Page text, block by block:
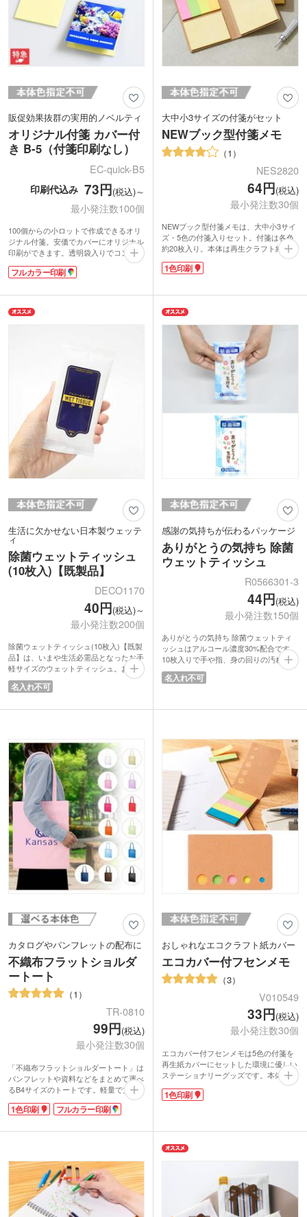
販促効果抜群の実用的ノベルティ
オリジナル付箋 カバー付
き B-5（付箋印刷なし）
EC-quick-B5
印刷代込み 73円(税込)～
最小発注数100個
100個からの小ロットで作成できるオリ
ジナル付箋。安価でカバーにオリジナル
印刷ができます。透明袋入りでコンパク
トなので、かさばらずに配布できポスト
インも可能なサイズです。正方形に近い
クスな付箋は、ビジネスや学校、ご家庭
など様々なシーンで使用頻度が高く、宣
伝効果も抜群です。
フルカラー印刷
大中小3サイズの付箋がセット
NEWブック型付箋メモ
1
NES2820
64円(税込)
最小発注数30個
NEWブック型付箋メモは、大中小3サイ
ズ・5色の付箋入りセット。付箋は各色
約20枚入り。本体は再生クラフト紙で作
ってあるので、環境に優しいエコアイテ
ム。
せば、アポイントメントの日時が変更に
なってもすぐに貼り直すことができるの
で、営業職のスケジュール管理の強い味
方ですね。
1色印刷
生活に欠かせない日本製ウェッテ
ィ
除菌ウェットティッシュ
(10枚入)【既製品】
DECO1170
40円(税込)～
最小発注数200個
除菌ウェットティッシュ(10枚入)【既製
品】は、いまや生活必需品となったお手
軽サイズのウェットティッシュ。お食事
前の手の除菌や机の汚れを拭いたり、気
になったときにすぐに使えて便利です。
使い捨てで衛生的な除菌シートはいくつ
テムですね。営業配布用からキャンペー
ン、来店特典など幅広い用途におすすめ
です。
名入れ不可
感謝の気持ちが伝わるパッケージ
ありがとうの気持ち 除菌
ウェットティッシュ
R0566301-3
44円(税込)
最小発注数150個
ありがとうの気持ち 除菌ウェットティ
ッシュはアルコール濃度30%配合です。
10枚入りで手や指、身の回りの汚れをす
ばやく拭取り除菌します。フラップシー
ルには感謝の気持ちのメッセージデザイ
るノベルティ。
除菌対策・感染対策が注目されている今
おすすめのアイテムです。イベントや講
演会の来場特典に人気です。
名入れ不可
カタログやパンフレットの配布に
不織布フラットショルダ
ートート
1
TR-0810
99円(税込)
最小発注数30個
「不織布フラットショルダートート」は
パンフレットや資料などをまとめて運べ
るB4サイズのトートです。軽量で丈
夫。展示会のチラシなどイベントの配布
用に人気があります。
ると宣伝効果バツグンで、リユース率が
1色印刷 フルカラー印刷
おしゃれなエコクラフト紙カバー
エコカバー付フセンメモ
3
V010549
33円(税込)
最小発注数30個
エコカバー付フセンメモは5色の付箋を
再生紙カバーにセットした環境に優しい
ステーショナリーグッズです。本体は薄
さ4mm、名刺サイズでコンパクト。ペン
ケースや手帳に入れておけば使いたい時
のカバーにオリジナルロゴを入れればお
ば企業PRとともにエコ活動をアピール
できます!安価なのでキャンペーンやイ
ベントのバラマキ配布にオススメです。
1色印刷